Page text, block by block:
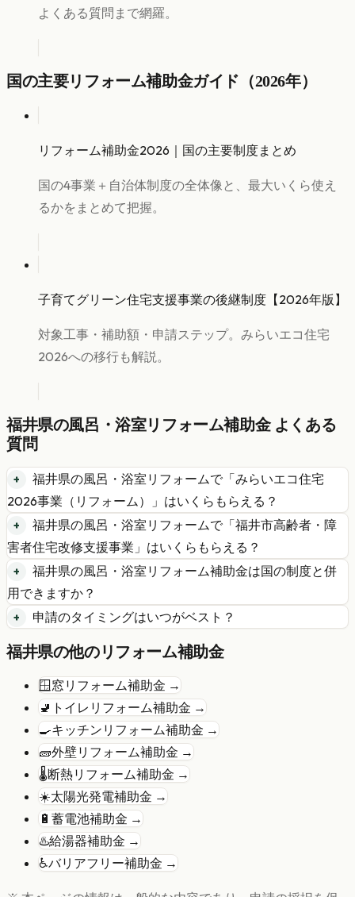
よくある質問まで網羅。
国の主要リフォーム補助金ガイド（2026年）
リフォーム補助金2026｜国の主要制度まとめ
国の4事業＋自治体制度の全体像と、最大いくら使え
るかをまとめて把握。
子育てグリーン住宅支援事業の後継制度【2026年版】
対象工事・補助額・申請ステップ。みらいエコ住宅
2026への移行も解説。
福井県の風呂・浴室リフォーム補助金 よくある
質問
福井県の風呂・浴室リフォームで「みらいエコ住宅
2026事業（リフォーム）
」はいくらもらえる？
福井県の風呂・浴室リフォームで「福井市高齢者・障
害者住宅改修支援事業 」はいくらもらえる？
福井県の風呂・浴室リフォーム補助金は国の制度と併
用できますか？
申請のタイミングはいつがベスト？
福井県の他のリフォーム補助金
🪟 窓リフォーム補助金 →
🚽 トイレリフォーム補助金 →
🍳キッチンリフォーム補助金 →
🧱外壁リフォーム補助金 →
🌡️断熱リフォーム補助金 →
☀️太陽光発電補助金 →
🔋 蓄電池補助金 →
♨️給湯器補助金 →
♿バリアフリー補助金 →